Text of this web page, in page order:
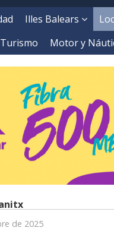
Illes Balears
Turismo Motor y
de 2025